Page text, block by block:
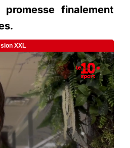
finalement